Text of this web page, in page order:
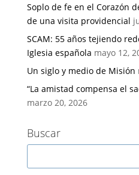
Soplo de fe en el Corazón
de una visita providencial
SCAM: 55 años tejiendo
Iglesia española mayo 12,
Un siglo y medio de Misión
“La amistad compensa el
marzo 20, 2026
Buscar